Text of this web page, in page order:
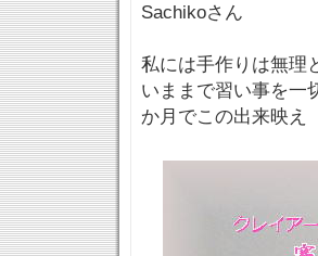
Sachikoさん
私には手作りは無理
いままで習い事を
か月でこの出来映